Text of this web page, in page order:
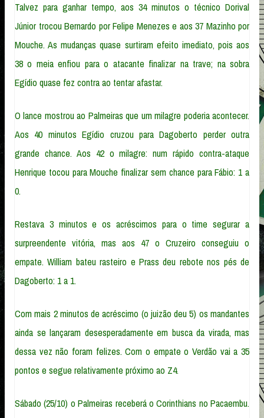
Talvez para ganhar tempo, aos 34 minutos o técnico Dorival
Júnior trocou Bernardo por Felipe Menezes e aos 37 Mazinho por
Mouche. As mudanças quase surtiram efeito imediato, pois aos
38 o meia enfiou para o atacante finalizar na trave; na sobra
Egídio quase fez contra ao tentar afastar.
O lance mostrou ao Palmeiras que um milagre poderia acontecer.
Aos 40 minutos Egídio cruzou para Dagoberto perder outra
grande chance. Aos 42 o milagre: num rápido contra-ataque
Henrique tocou para Mouche finalizar sem chance para Fábio: 1 a
0.
Restava 3 minutos e os acréscimos para o time segurar a
surpreendente vitória, mas aos 47 o Cruzeiro conseguiu o
empate. William bateu rasteiro e Prass deu rebote nos pés de
Dagoberto: 1 a 1.
Com mais 2 minutos de acréscimo (o juizão deu 5) os mandantes
ainda se lançaram desesperadamente em busca da virada, mas
dessa vez não foram felizes. Com o empate o Verdão vai a 35
pontos e segue relativamente próximo ao Z4.
Sábado (25/10) o Palmeiras receberá o Corinthians no Pacaembu.